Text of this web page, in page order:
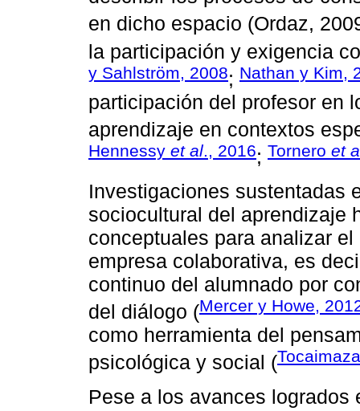
en dicho espacio (Ordaz,
la participación y exigencia
y Sahlström, 2008; Nathan y Kim,
participación del profesor en
aprendizaje en contextos
Hennessy et al., 2016; Tornero et
Investigaciones sustentadas
sociocultural del aprendizaje
conceptuales para analizar
empresa colaborativa, es
continuo del alumnado por
del diálogo (Mercer y Howe,
como herramienta del
psicológica y social (
Pese a los avances